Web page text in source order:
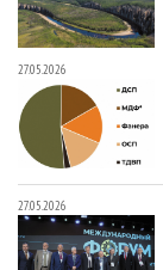
27.05.2026
27.05.2026